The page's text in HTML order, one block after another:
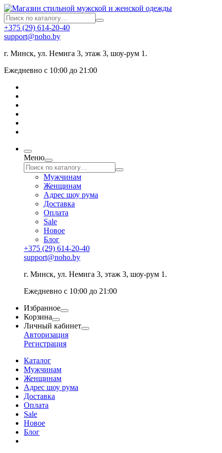
+375 (29) 614-20-40
support@noho.by
г. Минск, ул. Немига 3, этаж 3, шоу-рум 1.
Ежедневно с 10:00 до 21:00
Меню
Мужчинам
Женщинам
Адрес шоу рума
Доставка
Оплата
Sale
Новое
Блог
+375 (29) 614-20-40
support@noho.by
г. Минск, ул. Немига 3, этаж 3, шоу-рум 1.
Ежедневно с 10:00 до 21:00
Избранное
Корзина
Личный кабинет
Авторизация
Регистрация
Каталог
Мужчинам
Женщинам
Адрес шоу рума
Доставка
Оплата
Sale
Новое
Блог